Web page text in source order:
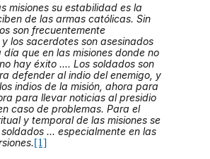
misiones su estabilidad es la
de las armas católicas. Sin
son frecuentemente
los sacerdotes son asesinados
que en las misiones donde no
hay éxito .... Los soldados son
defender al indio del enemigo, y
indios de la misión, ahora para
para llevar noticias al presidio
caso de problemas. Para el
y temporal de las misiones se
... especialmente en las
[1]